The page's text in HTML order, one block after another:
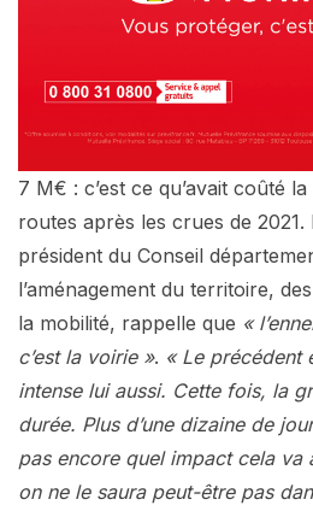
7 M€ : c’est ce qu’avait coûté
routes après les crues de
président du Conseil
l’aménagement du territoire,
la mobilité, rappelle que «
c’est la voirie ». « Le précédent
intense lui aussi. Cette fois, la
durée. Plus d’une dizaine de
pas encore quel impact cela va
on ne le saura peut-être pas